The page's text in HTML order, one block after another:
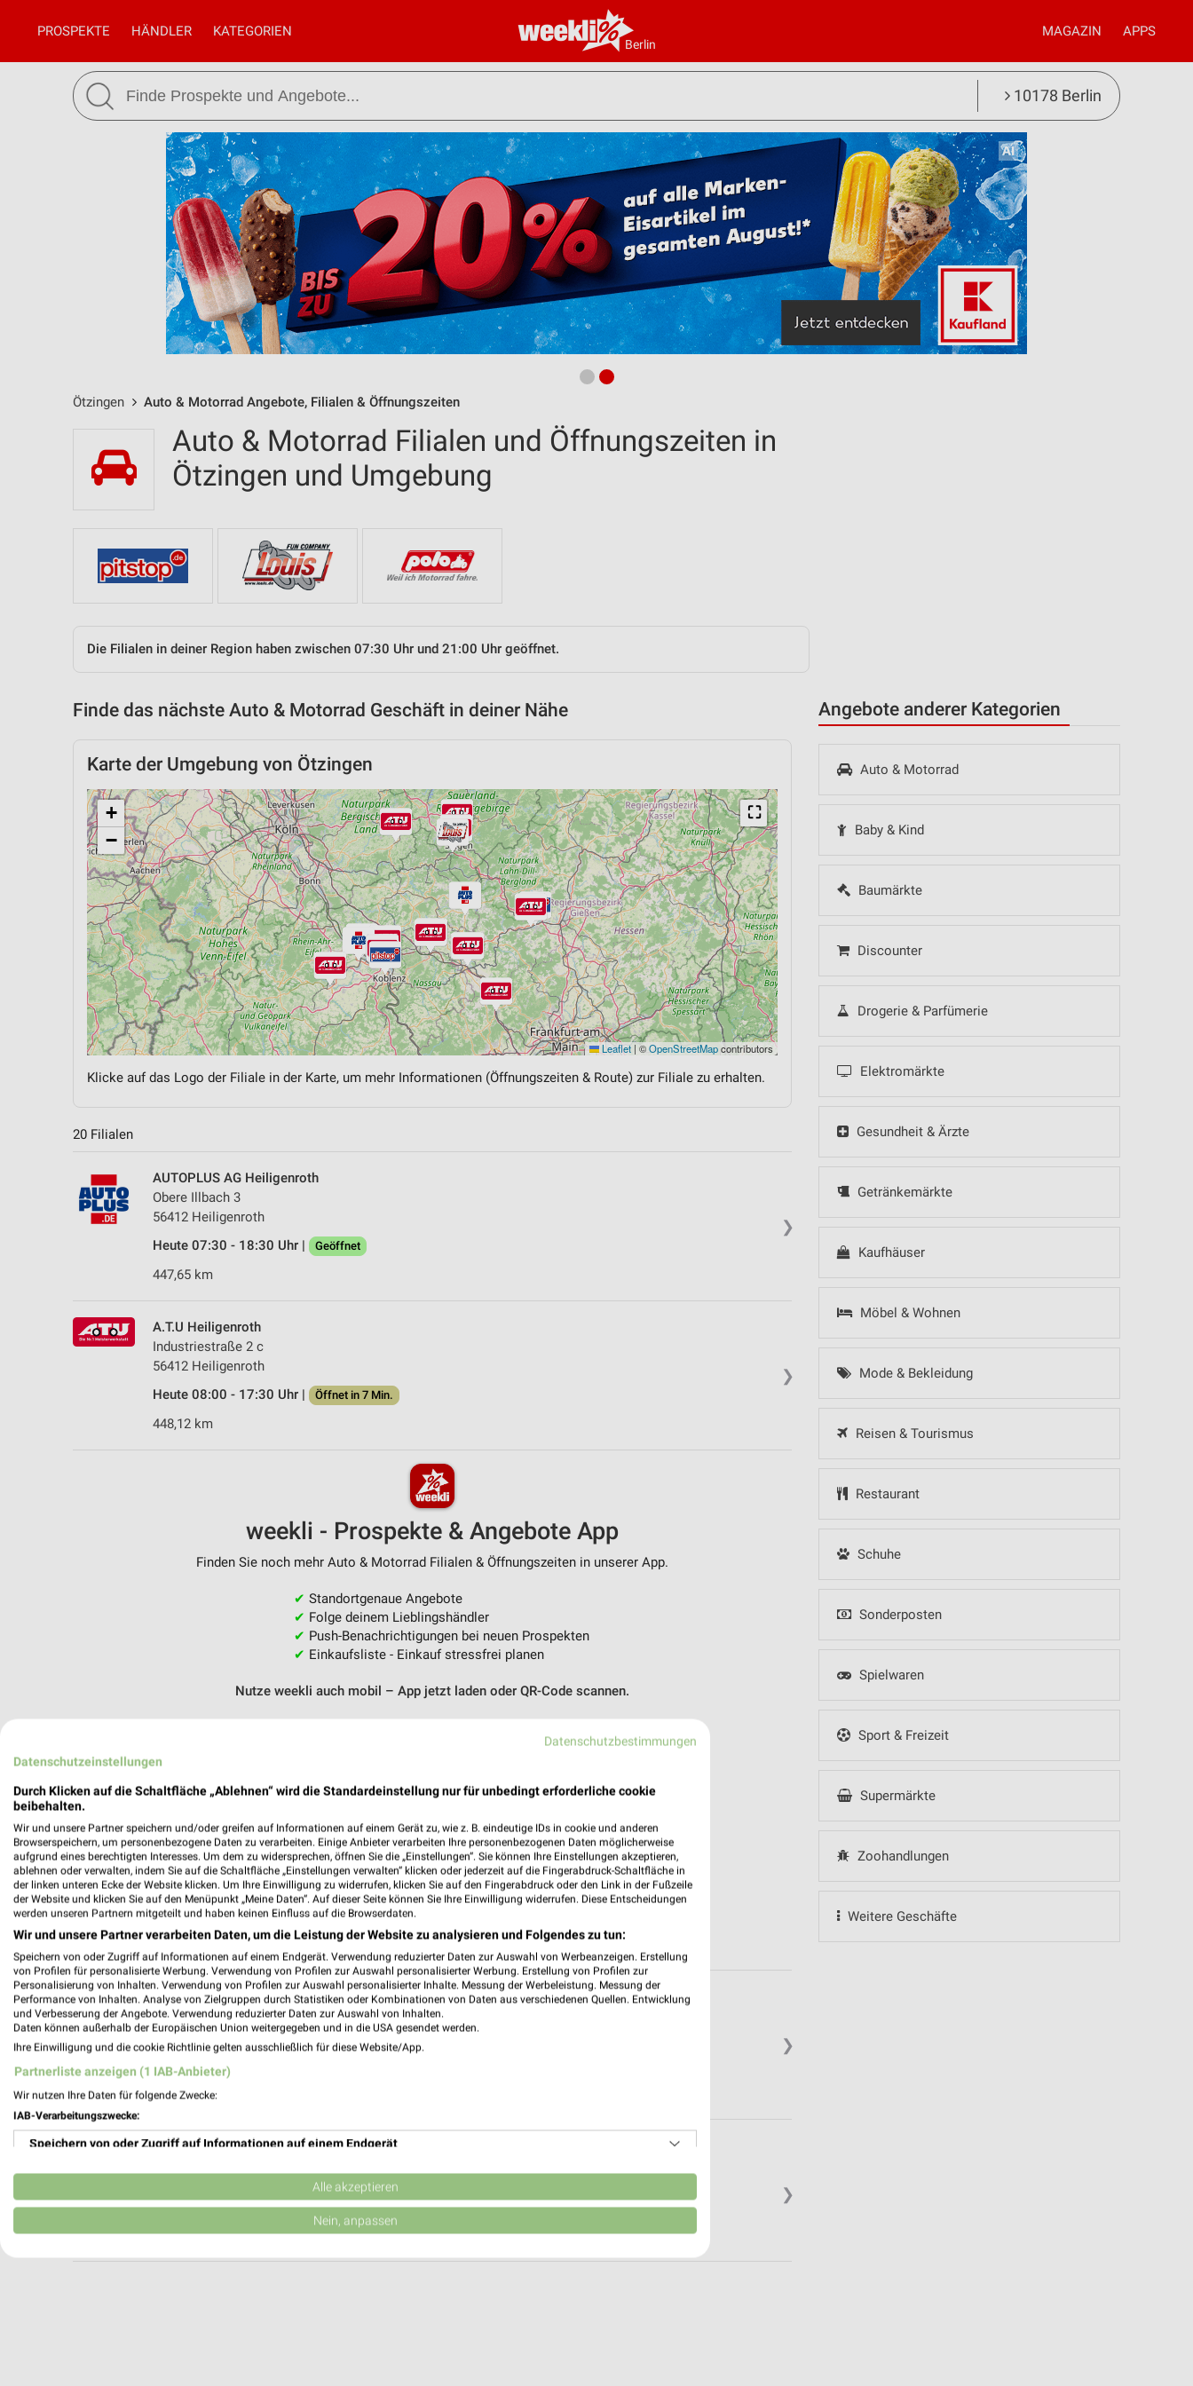
Berlin
PROSPEKTE HÄNDLER KATEGORIEN MAGAZIN APPS
10178 Berlin
Ötzingen Auto & Motorrad Angebote, Filialen & Öffnungszeiten
Angebote anderer Kategorien
Auto & Motorrad
Baby & Kind
Baumärkte
Discounter
Drogerie & Parfümerie
Elektromärkte
Gesundheit & Ärzte
Getränkemärkte
Kaufhäuser
Möbel & Wohnen
Mode & Bekleidung
Reisen & Tourismus
Restaurant
Schuhe
Sonderposten
Spielwaren
Sport & Freizeit
Supermärkte
Zoohandlungen
Weitere Geschäfte
Auto & Motorrad Filialen und Öffnungszeiten in
Ötzingen und Umgebung
Die Filialen in deiner Region haben zwischen 07:30 Uhr und 21:00 Uhr geöffnet.
Finde das nächste Auto & Motorrad Geschäft in deiner Nähe
Karte der Umgebung von Ötzingen
⛶
+
−
Leaflet | ©OpenStreetMapcontributors
Klicke auf das Logo der Filiale in der Karte, um mehr Informationen (Öffnungszeiten & Route) zur Filiale zu erhalten.
20 Filialen
❯
AUTOPLUS AG Heiligenroth
Obere Illbach 3
56412 Heiligenroth
Heute 07:30 - 18:30 Uhr |
Geöffnet
447,65 km
❯
A.T.U Heiligenroth
Industriestraße 2 c
56412 Heiligenroth
Heute 08:00 - 17:30 Uhr |
Öffnet in 7 Min.
448,12 km
weekli - Prospekte & Angebote App
Finden Sie noch mehr Auto & Motorrad Filialen & Öffnungszeiten in unserer App.
✔ Standortgenaue Angebote
✔ Folge deinem Lieblingshändler
✔ Push-Benachrichtigungen bei neuen Prospekten
✔ Einkaufsliste - Einkauf stressfrei planen
Nutze weekli auch mobil – App jetzt laden oder QR-Code scannen.
❯
AUTOPLUS AG Rennerod
Gewerbestr. 11
56477 Rennerod
Heute 07:30 - 18:30 Uhr |
426,38 km
❯
A.T.U Bendorf
Heute 08:00 - 17:00 Uhr | Öffnet in 7 Min.
Datenschutzbestimmungen
Datenschutzeinstellungen
Durch Klicken auf die Schaltfläche „Ablehnen“ wird die Standardeinstellung nur für unbedingt erforderliche cookie
beibehalten.
Wir und unsere Partner speichern und/oder greifen auf Informationen auf einem Gerät zu, wie z. B. eindeutige IDs in cookie und anderen
Browserspeichern, um personenbezogene Daten zu verarbeiten. Einige Anbieter verarbeiten Ihre personenbezogenen Daten möglicherweise
aufgrund eines berechtigten Interesses. Um dem zu widersprechen, öffnen Sie die „Einstellungen“. Sie können Ihre Einstellungen akzeptieren,
ablehnen oder verwalten, indem Sie auf die Schaltfläche „Einstellungen verwalten“ klicken oder jederzeit auf die Fingerabdruck-Schaltfläche in
der linken unteren Ecke der Website klicken. Um Ihre Einwilligung zu widerrufen, klicken Sie auf den Fingerabdruck oder den Link in der Fußzeile
der Website und klicken Sie auf den Menüpunkt „Meine Daten“. Auf dieser Seite können Sie Ihre Einwilligung widerrufen. Diese Entscheidungen
werden unseren Partnern mitgeteilt und haben keinen Einfluss auf die Browserdaten.
Wir und unsere Partner verarbeiten Daten, um die Leistung der Website zu analysieren und Folgendes zu tun:
Speichern von oder Zugriff auf Informationen auf einem Endgerät. Verwendung reduzierter Daten zur Auswahl von Werbeanzeigen. Erstellung
von Profilen für personalisierte Werbung. Verwendung von Profilen zur Auswahl personalisierter Werbung. Erstellung von Profilen zur
Personalisierung von Inhalten. Verwendung von Profilen zur Auswahl personalisierter Inhalte. Messung der Werbeleistung. Messung der
Performance von Inhalten. Analyse von Zielgruppen durch Statistiken oder Kombinationen von Daten aus verschiedenen Quellen. Entwicklung
und Verbesserung der Angebote. Verwendung reduzierter Daten zur Auswahl von Inhalten.
Daten können außerhalb der Europäischen Union weitergegeben und in die USA gesendet werden.
Ihre Einwilligung und die cookie Richtlinie gelten ausschließlich für diese Website/App.
Partnerliste anzeigen (1 IAB-Anbieter)
Wir nutzen Ihre Daten für folgende Zwecke:
IAB-Verarbeitungszwecke:
Speichern von oder Zugriff auf Informationen auf einem Endgerät
Verwendung reduzierter Daten zur Auswahl von Werbeanzeigen
Erstellung von Profilen für personalisierte Werbung
Alle akzeptieren
Nein, anpassen